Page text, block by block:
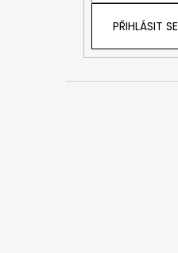
PŘIHLÁSIT SE